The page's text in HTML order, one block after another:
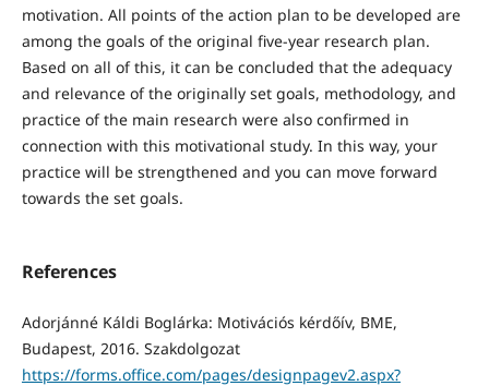
motivation. All points of the action plan to be developed are
among the goals of the original five-year research plan.
Based on all of this, it can be concluded that the adequacy
and relevance of the originally set goals, methodology, and
practice of the main research were also confirmed in
connection with this motivational study. In this way, your
practice will be strengthened and you can move forward
towards the set goals.
References
Adorjánné Káldi Boglárka: Motivációs kérdőív, BME,
Budapest, 2016. Szakdolgozat
https://forms.office.com/pages/designpagev2.aspx?